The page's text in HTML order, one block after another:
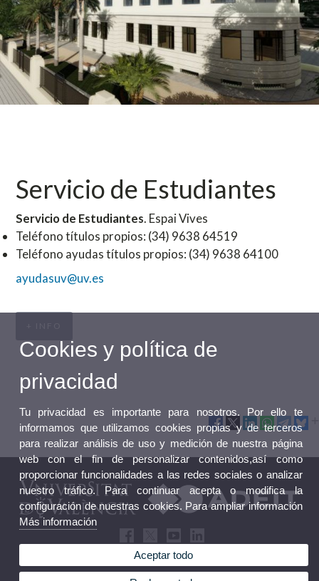
Servicio de Estudiantes
Servicio de Estudiantes. Espai Vives
Teléfono títulos propios: (34) 9638 64519
Teléfono ayudas títulos propios: (34) 9638 64100
ayudasuv@uv.es
Cookies y política de
privacidad
Tu privacidad es importante para nosotros. Por ello te
informamos que utilizamos cookies propias y de terceros
para realizar análisis de uso y medición de nuestra página
web con el fin de personalizar contenidos,así como
proporcionar funcionalidades a las redes sociales o analizar
nuestro tráfico. Para continuar acepta o modifica la
configuración de nuestras cookies. Para ampliar información
Más información
Aceptar todo